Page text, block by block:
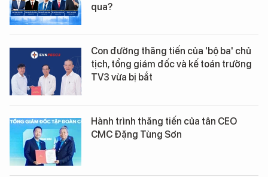
qua?
Con đường thăng tiến của 'bộ ba' chủ
tịch, tổng giám đốc và kế toán trưởng
TV3 vừa bị bắt
Hành trình thăng tiến của tân CEO
CMC Đặng Tùng Sơn